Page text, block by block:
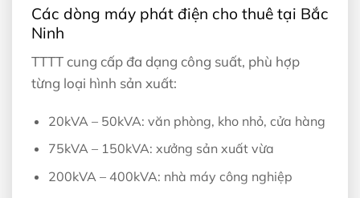
Các dòng máy phát điện cho thuê tại Bắc
Ninh
TTTT cung cấp đa dạng công suất, phù hợp
từng loại hình sản xuất:
20kVA – 50kVA: văn phòng, kho nhỏ, cửa hàng
75kVA – 150kVA: xưởng sản xuất vừa
200kVA – 400kVA: nhà máy công nghiệp